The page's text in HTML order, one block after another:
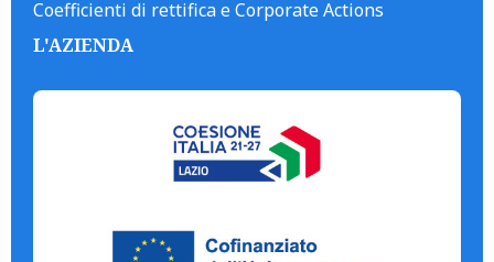
Coefficienti di rettifica e Corporate Actions
L'AZIENDA